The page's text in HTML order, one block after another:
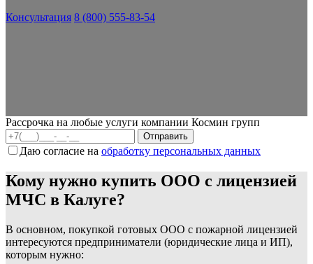
Консультация 8 (800) 555-83-54
Рассрочка на любые услуги компании Космин групп
Даю согласие на обработку персональных данных
Кому нужно купить ООО с лицензией
МЧС в Калуге?
В основном, покупкой готовых ООО с пожарной лицензией
интересуются предприниматели (юридические лица и ИП),
которым нужно: